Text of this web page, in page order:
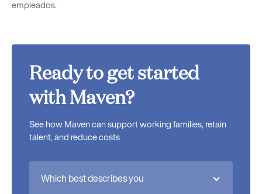
empleados.
Ready to get started
with Maven?
See how Maven can support working families, retain
talent, and reduce costs
Which best describes you